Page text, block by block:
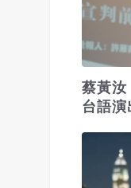
蔡黃汝
台語